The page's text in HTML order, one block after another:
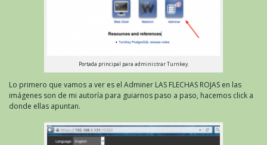
Portada principal para administrar Turnkey.
Lo primero que vamos a ver es el Adminer LAS FLECHAS ROJAS en las
imágenes son de mi autoría para guiarnos paso a paso, hacemos click a
donde ellas apuntan.